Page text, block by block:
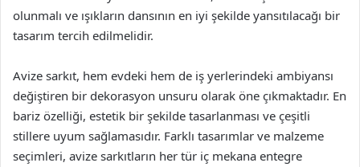
olunmalı ve ışıkların dansının en iyi şekilde yansıtılacağı bir
tasarım tercih edilmelidir.
Avize sarkıt, hem evdeki hem de iş yerlerindeki ambiyansı
değiştiren bir dekorasyon unsuru olarak öne çıkmaktadır. En
bariz özelliği, estetik bir şekilde tasarlanması ve çeşitli
stillere uyum sağlamasıdır. Farklı tasarımlar ve malzeme
seçimleri, avize sarkıtların her tür iç mekana entegre